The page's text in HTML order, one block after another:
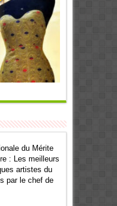
du Mérite
: Les meilleurs
artistes du
par le chef de